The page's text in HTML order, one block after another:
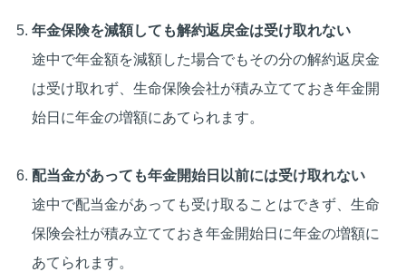
年金保険を減額しても解約返戻金は受け取れない
途中で年金額を減額した場合でもその分の解約返戻金
は受け取れず、生命保険会社が積み立てておき年金開
始日に年金の増額にあてられます。
配当金があっても年金開始日以前には受け取れない
途中で配当金があっても受け取ることはできず、生命
保険会社が積み立てておき年金開始日に年金の増額に
あてられます。